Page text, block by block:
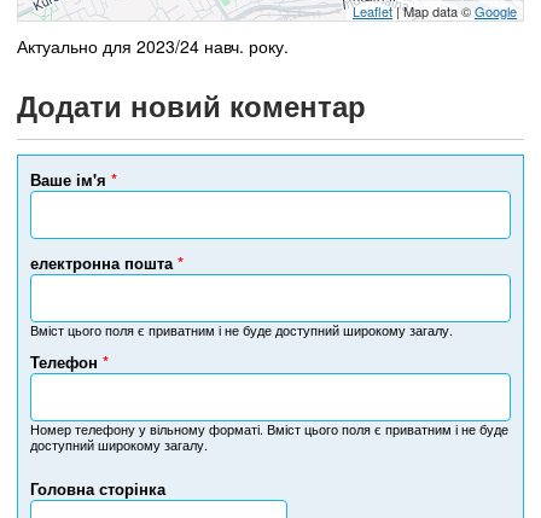
Leaflet| Map data ©Google
Актуально для 2023/24 навч. року.
Додати новий коментар
Ваше ім'я *
електронна пошта*
Вміст цього поля є приватним і не буде доступний широкому загалу.
Головна сторінка
Телефон *
Н
м
е
т
Номер телефону у вільному форматі. Вміст цього поля є приватним і не буде
доступний широкому загалу.